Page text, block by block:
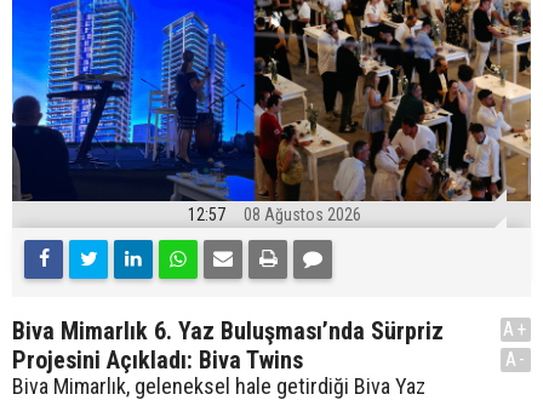
12:57 08 Ağustos 2026
Biva Mimarlık 6. Yaz Buluşması’nda Sürpriz
Projesini Açıkladı: Biva Twins
Biva Mimarlık, geleneksel hale getirdiği Biva Yaz
A+
A-